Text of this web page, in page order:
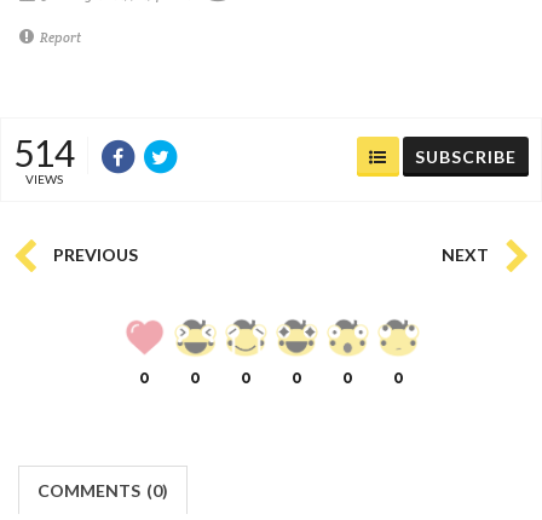
Report
514
VIEWS
SUBSCRIBE
PREVIOUS NEXT
0 0 0 0 0 0
COMMENTS (0)